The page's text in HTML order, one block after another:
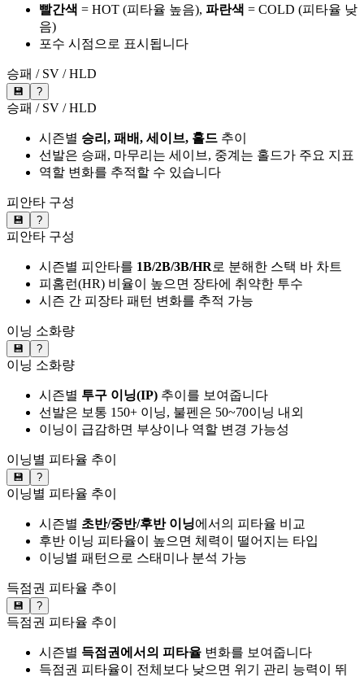
빨간색 = HOT (피타율 높음), 파란색 = COLD (피타율 낮
음)
포수 시점으로 표시됩니다
승패 / SV / HLD
💾 ?
승패 / SV / HLD
시즌별 승리, 패배, 세이브, 홀드 추이
선발은 승패, 마무리는 세이브, 중계는 홀드가 주요 지표
역할 변화를 추적할 수 있습니다
피안타 구성
💾 ?
피안타 구성
시즌별 피안타를 1B/2B/3B/HR로 분해한 스택 바 차트
피홈런(HR) 비율이 높으면 장타에 취약한 투수
시즌 간 피장타 패턴 변화를 추적 가능
이닝 소화량
💾 ?
이닝 소화량
시즌별 투구 이닝(IP) 추이를 보여줍니다
선발은 보통 150+ 이닝, 불펜은 50~70이닝 내외
이닝이 급감하면 부상이나 역할 변경 가능성
이닝별 피타율 추이
💾 ?
이닝별 피타율 추이
시즌별 초반/중반/후반 이닝에서의 피타율 비교
후반 이닝 피타율이 높으면 체력이 떨어지는 타입
이닝별 패턴으로 스태미나 분석 가능
득점권 피타율 추이
💾 ?
득점권 피타율 추이
시즌별 득점권에서의 피타율 변화를 보여줍니다
득점권 피타율이 전체보다 낮으면 위기 관리 능력이 뛰